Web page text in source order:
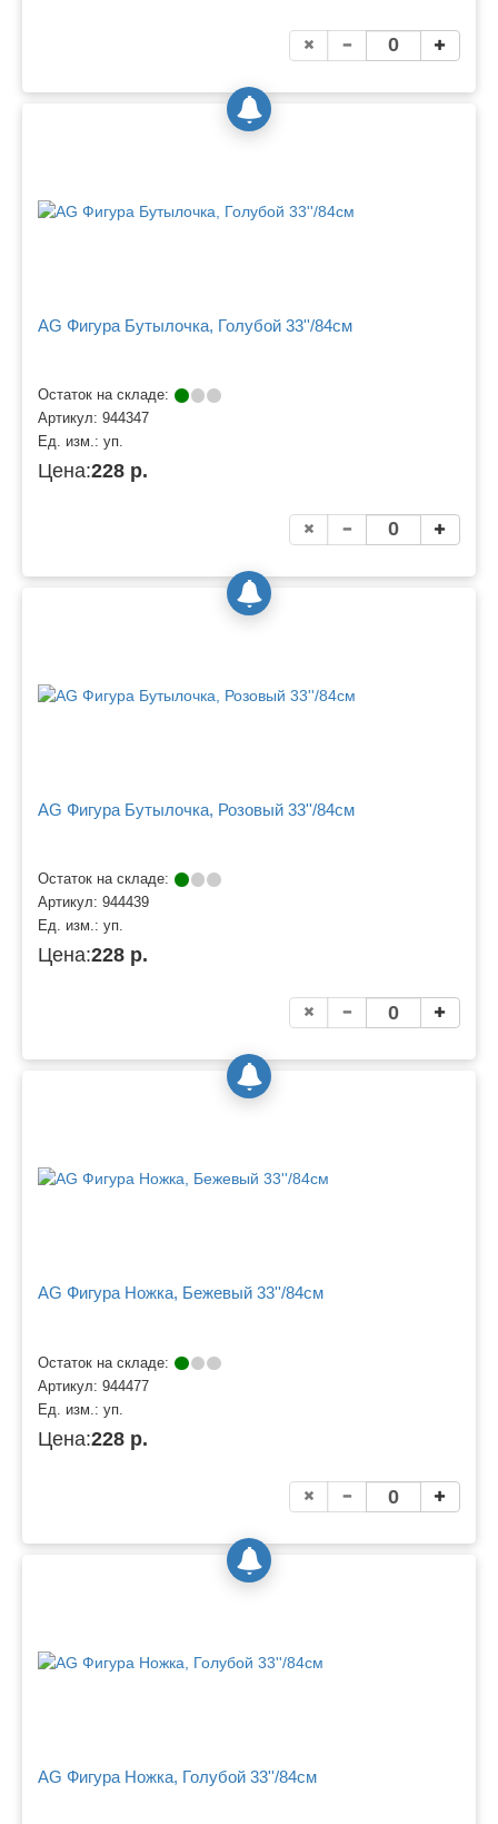
AG Фигура Бутылочка, Голубой 33''/84см
Остаток на складе:
Артикул: 944347
Ед. изм.: уп.
Цена:228 р.
AG Фигура Бутылочка, Розовый 33''/84см
Остаток на складе:
Артикул: 944439
Ед. изм.: уп.
Цена:228 р.
AG Фигура Ножка, Бежевый 33''/84см
Остаток на складе:
Артикул: 944477
Ед. изм.: уп.
Цена:228 р.
AG Фигура Ножка, Голубой 33''/84см